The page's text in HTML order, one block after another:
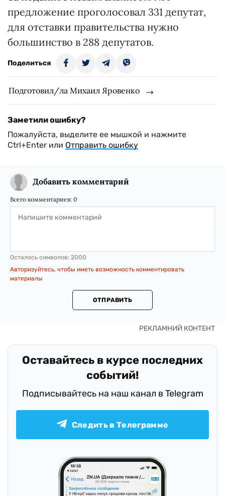
предложение проголосовал 331 депутат,
для отставки правительства нужно
большинство в 288 депутатов.
Поделиться
Подготовил/ла Михаил Яровенко
Заметили ошибку?
Пожалуйста, выделите ее мышкой и нажмите
Ctrl+Enter или Отправить ошибку
Добавить комментарий
Всего комментариев: 0
Осталось символов: 2000
Авторизуйтесь, чтобы иметь возможность комментировать
материалы
ОТПРАВИТЬ
Оставайтесь в курсе последних
событий!
Подписывайтесь на наш канал в Telegram
Следить в Телеграмме